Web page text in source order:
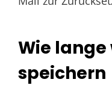
Wie lange
speichern